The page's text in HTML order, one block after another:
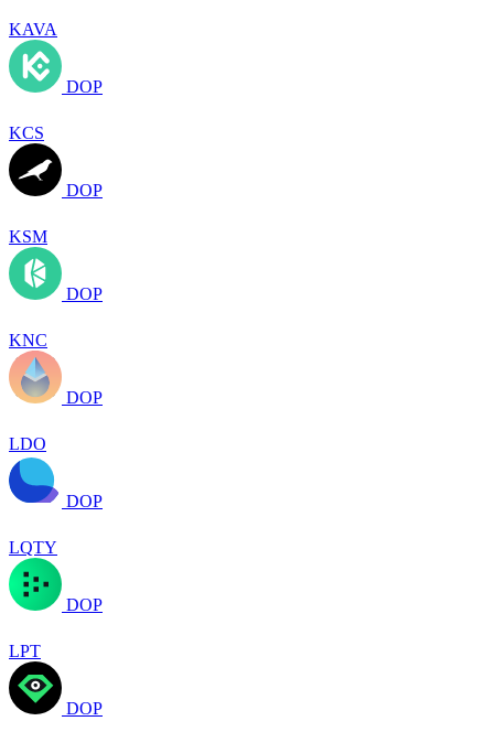
KAVA
DOP
KCS
DOP
KSM
DOP
KNC
DOP
LDO
DOP
LQTY
DOP
LPT
DOP